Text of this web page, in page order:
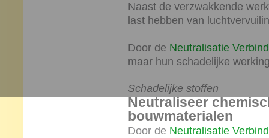
Naast de verzwakkende
last hebben van
Door de Neutralisatie
maar hun schadelijke
Schadelijke stoffen
Neutraliseer
bouwmaterialen
Door de Neutralisatie